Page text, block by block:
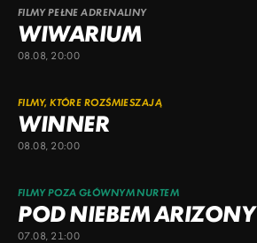
FILMY PEŁNE ADRENALINY
WIWARIUM
08.08, 20:00
FILMY, KTÓRE ROZŚMIESZAJĄ
WINNER
08.08, 20:00
FILMY POZA GŁÓWNYM NURTEM
POD NIEBEM ARIZONY
07.08, 21:00